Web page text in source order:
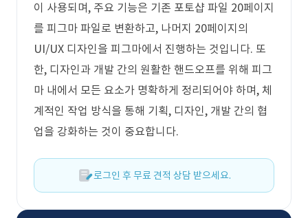
이 사용되며, 주요 기능은 기존 포토샵 파일 20페이지
를 피그마 파일로 변환하고, 나머지 20페이지의
UI/UX 디자인을 피그마에서 진행하는 것입니다. 또
한, 디자인과 개발 간의 원활한 핸드오프를 위해 피그
마 내에서 모든 요소가 명확하게 정리되어야 하며, 체
계적인 작업 방식을 통해 기획, 디자인, 개발 간의 협
업을 강화하는 것이 중요합니다.
로그인 후 무료 견적 상담 받으세요.